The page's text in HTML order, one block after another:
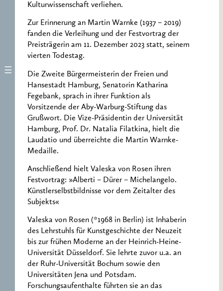
Kulturwissenschaft verliehen.
Zur Erinnerung an Martin Warnke (1937 – 2019)
fanden die Verleihung und der Festvortrag der
Preisträgerin am 11. Dezember 2023 statt, seinem
vierten Todestag.
Die Zweite Bürgermeisterin der Freien und
Hansestadt Hamburg, Senatorin Katharina
Fegebank, sprach in ihrer Funktion als
Vorsitzende der Aby-Warburg-Stiftung das
Grußwort. Die Vize-Präsidentin der Universität
Hamburg, Prof. Dr. Natalia Filatkina, hielt die
Laudatio und überreichte die Martin Warnke-
Medaille.
Anschließend hielt Valeska von Rosen ihren
Festvortrag: »Alberti – Dürer – Michelangelo.
Künstlerselbstbildnisse vor dem Zeitalter des
Subjekts«
Valeska von Rosen (*1968 in Berlin) ist Inhaberin
des Lehrstuhls für Kunstgeschichte der Neuzeit
bis zur frühen Moderne an der Heinrich-Heine-
Universität Düsseldorf. Sie lehrte zuvor u.a. an
der Ruhr-Universität Bochum sowie den
Universitäten Jena und Potsdam.
Forschungsaufenthalte führten sie an das